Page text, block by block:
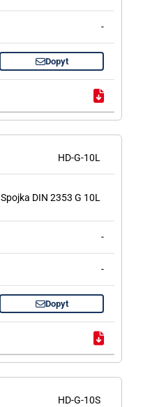
-
Dopyt
HD-G-10L
Spojka DIN 2353 G 10L
-
-
Dopyt
HD-G-10S